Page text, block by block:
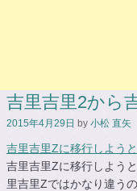
吉里吉里2から
2015年4月29日 by 小松 直矢
吉里吉里Zに移行しよう
吉里吉里Zに移行しよう
里吉里Zではかなり違う